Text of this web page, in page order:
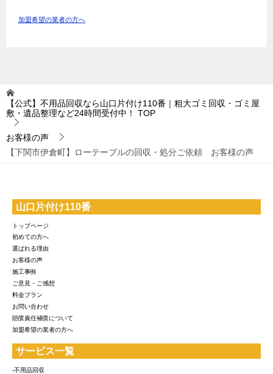
加盟希望の業者の方へ
【公式】不用品回収なら山口片付け110番｜粗大ゴミ回収・ゴミ屋
敷・遺品整理など24時間受付中！
TOP
お客様の声
【下関市伊倉町】ローテーブルの回収・処分ご依頼 お客様の声
山口片付け110番
トップページ
初めての方へ
選ばれる理由
お客様の声
施工事例
ご意見・ご感想
料金プラン
お問い合わせ
賠償責任補償について
加盟希望の業者の方へ
サービス一覧
-不用品回収